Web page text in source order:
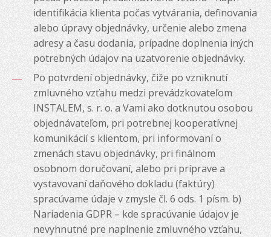
identifikácia klienta počas vytvárania, definovania
alebo úpravy objednávky, určenie alebo zmena
adresy a času dodania, prípadne doplnenia iných
potrebných údajov na uzatvorenie objednávky.
Po potvrdení objednávky, čiže po vzniknutí
zmluvného vzťahu medzi prevádzkovateľom
INSTALEM, s. r. o. a Vami ako dotknutou osobou
objednávateľom, pri potrebnej kooperatívnej
komunikácií s klientom, pri informovaní o
zmenách stavu objednávky, pri finálnom
osobnom doručovaní, alebo pri príprave a
vystavovaní daňového dokladu (faktúry)
spracúvame údaje v zmysle čl. 6 ods. 1 písm. b)
Nariadenia GDPR – kde spracúvanie údajov je
nevyhnutné pre naplnenie zmluvného vzťahu,